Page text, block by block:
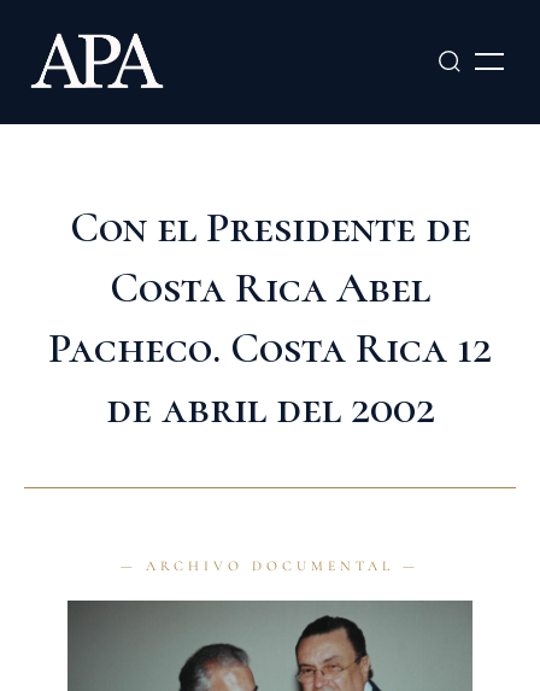
contenido
Con el Presidente de
Costa Rica Abel
Pacheco. Costa Rica 12
de abril del 2002